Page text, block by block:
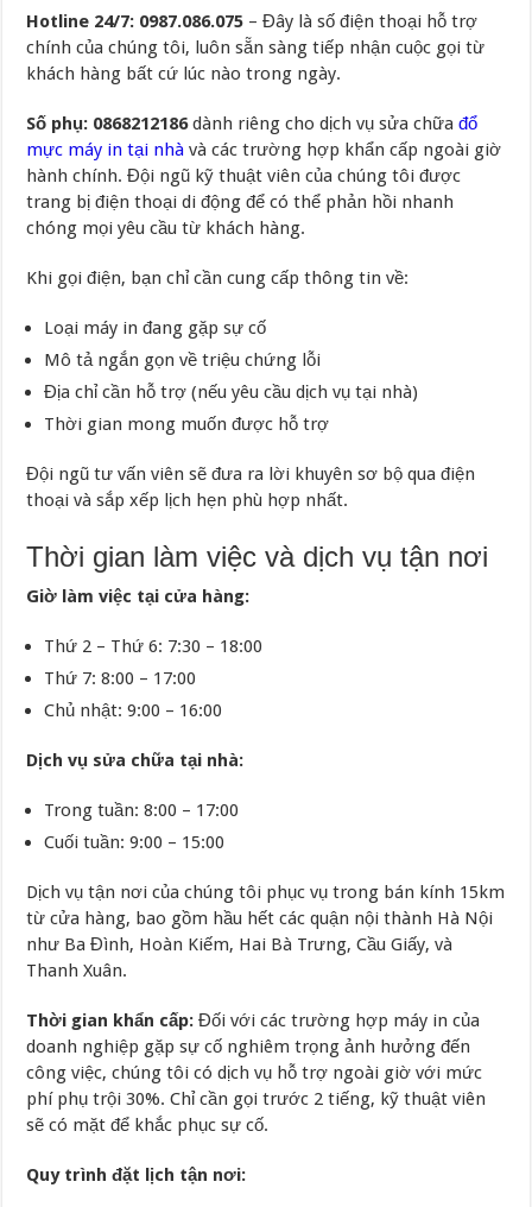
Hotline 24/7: 0987.086.075 – Đây là số điện thoại hỗ trợ
chính của chúng tôi, luôn sẵn sàng tiếp nhận cuộc gọi từ
khách hàng bất cứ lúc nào trong ngày.
Số phụ: 0868212186dành riêng cho dịch vụ sửa chữađổ
mực máy in tại nhà và các trường hợp khẩn cấp ngoài giờ
hành chính. Đội ngũ kỹ thuật viên của chúng tôi được
trang bị điện thoại di động để có thể phản hồi nhanh
chóng mọi yêu cầu từ khách hàng.
Khi gọi điện, bạn chỉ cần cung cấp thông tin về:
Loại máy in đang gặp sự cố
Mô tả ngắn gọn về triệu chứng lỗi
Địa chỉ cần hỗ trợ (nếu yêu cầu dịch vụ tại nhà)
Thời gian mong muốn được hỗ trợ
Đội ngũ tư vấn viên sẽ đưa ra lời khuyên sơ bộ qua điện
thoại và sắp xếp lịch hẹn phù hợp nhất.
Thời gian làm việc và dịch vụ tận nơi
Giờ làm việc tại cửa hàng:
Thứ 2 – Thứ 6: 7:30 – 18:00
Thứ 7: 8:00 – 17:00
Chủ nhật: 9:00 – 16:00
Dịch vụ sửa chữa tại nhà:
Trong tuần: 8:00 – 17:00
Cuối tuần: 9:00 – 15:00
Dịch vụ tận nơi của chúng tôi phục vụ trong bán kính 15km
từ cửa hàng, bao gồm hầu hết các quận nội thành Hà Nội
như Ba Đình, Hoàn Kiếm, Hai Bà Trưng, Cầu Giấy, và
Thanh Xuân.
Thời gian khẩn cấp: Đối với các trường hợp máy in của
doanh nghiệp gặp sự cố nghiêm trọng ảnh hưởng đến
công việc, chúng tôi có dịch vụ hỗ trợ ngoài giờ với mức
phí phụ trội 30%. Chỉ cần gọi trước 2 tiếng, kỹ thuật viên
sẽ có mặt để khắc phục sự cố.
Quy trình đặt lịch tận nơi: